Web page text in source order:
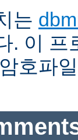
는
. 이 프
호파